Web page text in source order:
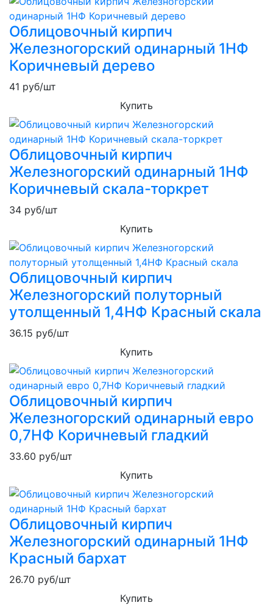
Облицовочный кирпич
Железногорский одинарный 1НФ
Коричневый дерево
41 руб/шт
Купить
Облицовочный кирпич
Железногорский одинарный 1НФ
Коричневый скала-торкрет
34 руб/шт
Купить
Облицовочный кирпич
Железногорский полуторный
утолщенный 1,4НФ Красный скала
36.15 руб/шт
Купить
Облицовочный кирпич
Железногорский одинарный евро
0,7НФ Коричневый гладкий
33.60 руб/шт
Купить
Облицовочный кирпич
Железногорский одинарный 1НФ
Красный бархат
26.70 руб/шт
Купить